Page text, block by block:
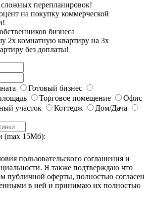
сложных перепланировок!
на покупку коммерческой
бизнеса
2х комнатную квартиру на 3х
без доплаты!
Готовый бизнес
Торговое помещение
Офис
участок Коттедж
Дом/Дача
(max 15Мб):
пользовательского соглашения и
Я также подтверждаю что
публичной оферты, полностью согласен
в ней и принимаю их полностью